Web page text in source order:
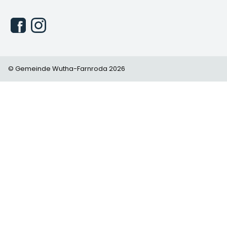
© Gemeinde Wutha-Farnroda 2026